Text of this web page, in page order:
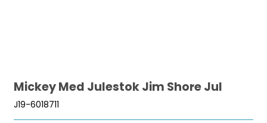
Mickey Med Julestok Jim Shore Jul
J19-6018711